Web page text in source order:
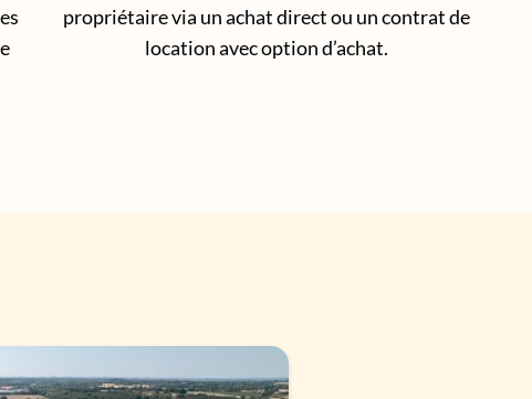
propriétaire via un achat direct ou un contrat de
location avec option d’achat.